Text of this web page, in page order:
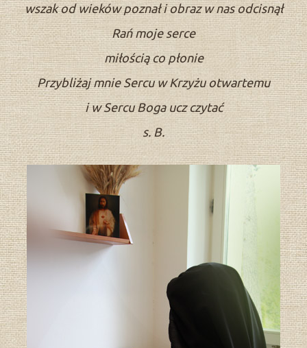
wszak od wieków poznał i obraz w nas odcisnął
Rań moje serce
miłością co płonie
Przybliżaj mnie Sercu w Krzyżu otwartemu
i w Sercu Boga ucz czytać
s. B.